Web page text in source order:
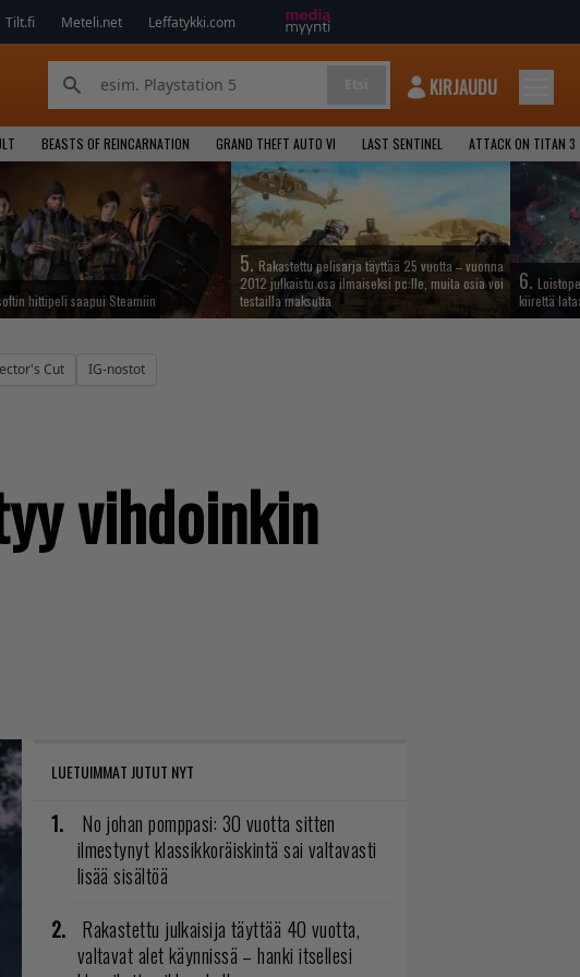
Tilt.fi Meteli.net Leffatykki.com
KIRJAUDU
BEASTS OF REINCARNATION GRAND THEFT AUTO VI LAST SENTINEL ATTACK ON TITAN 3
hittipeli saapui Steamiin
5. Rakastettu pelisarja täyttää 25 vuotta – vuonna
2012 julkaistu osa ilmaiseksi pc:lle, muita osia voi
testailla maksutta
6.
kiirettä
Cut IG-nostot
vihdoinkin
LUETUIMMAT JUTUT NYT
No johan pomppasi: 30 vuotta sitten
ilmestynyt klassikkoräiskintä sai valtavasti
lisää sisältöä
Rakastettu julkaisija täyttää 40 vuotta,
valtavat alet käynnissä – hanki itsellesi